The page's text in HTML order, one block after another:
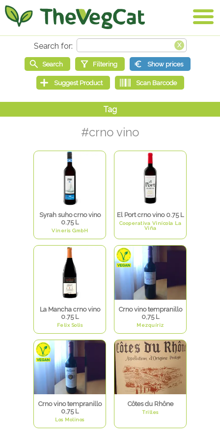
#crno vino
Syrah suho crno vino
0.75 L
Vineris GmbH
El Port crno vino 0.75 L
Cooperativa Vinícola La
Viña
La Mancha crno vino
0.75 L
Felix Solis
Crno vino tempranillo
0,75 L
Mezquíriz
Crno vino tempranillo
0,75 L
Los Molinos
Côtes du Rhône
Trilles